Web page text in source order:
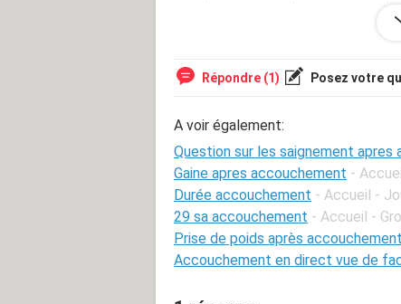
durer si lomptemps sof quanr jais
Répondre (1) Posez votre
A voir également:
Question sur les saignement apres
Gaine apres accouchement -
Durée accouchement - Accueil -
29 sa accouchement - Accueil -
Prise de poids après accouchement
Accouchement en direct vue de